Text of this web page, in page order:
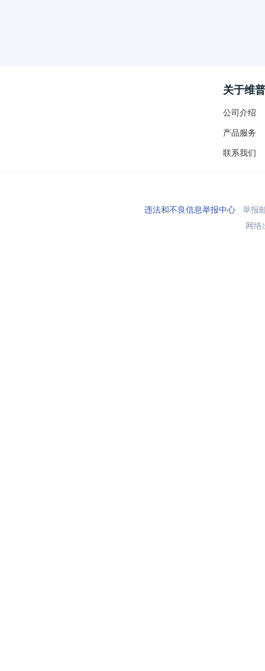
关于维普
公司介绍
产品服务
联系我们
违法和不良信息举报中心举报
网